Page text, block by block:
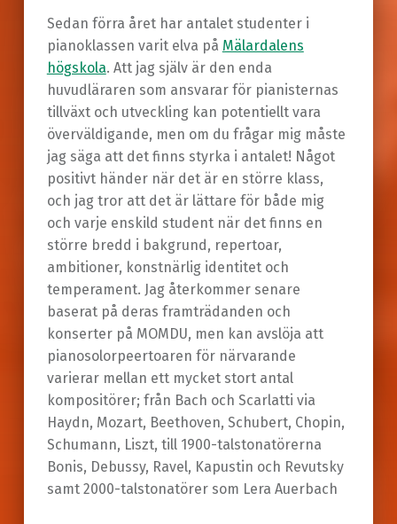
Sedan förra året har antalet studenter i
pianoklassen varit elva på Mälardalens
högskola. Att jag själv är den enda
huvudläraren som ansvarar för pianisternas
tillväxt och utveckling kan potentiellt vara
överväldigande, men om du frågar mig måste
jag säga att det finns styrka i antalet! Något
positivt händer när det är en större klass,
och jag tror att det är lättare för både mig
och varje enskild student när det finns en
större bredd i bakgrund, repertoar,
ambitioner, konstnärlig identitet och
temperament. Jag återkommer senare
baserat på deras framträdanden och
konserter på MOMDU, men kan avslöja att
pianosolorpeertoaren för närvarande
varierar mellan ett mycket stort antal
kompositörer; från Bach och Scarlatti via
Haydn, Mozart, Beethoven, Schubert, Chopin,
Schumann, Liszt, till 1900-talstonatörerna
Bonis, Debussy, Ravel, Kapustin och Revutsky
samt 2000-talstonatörer som Lera Auerbach